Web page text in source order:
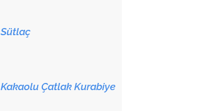
Sütlaç
Kakaolu Çatlak Kurabiye